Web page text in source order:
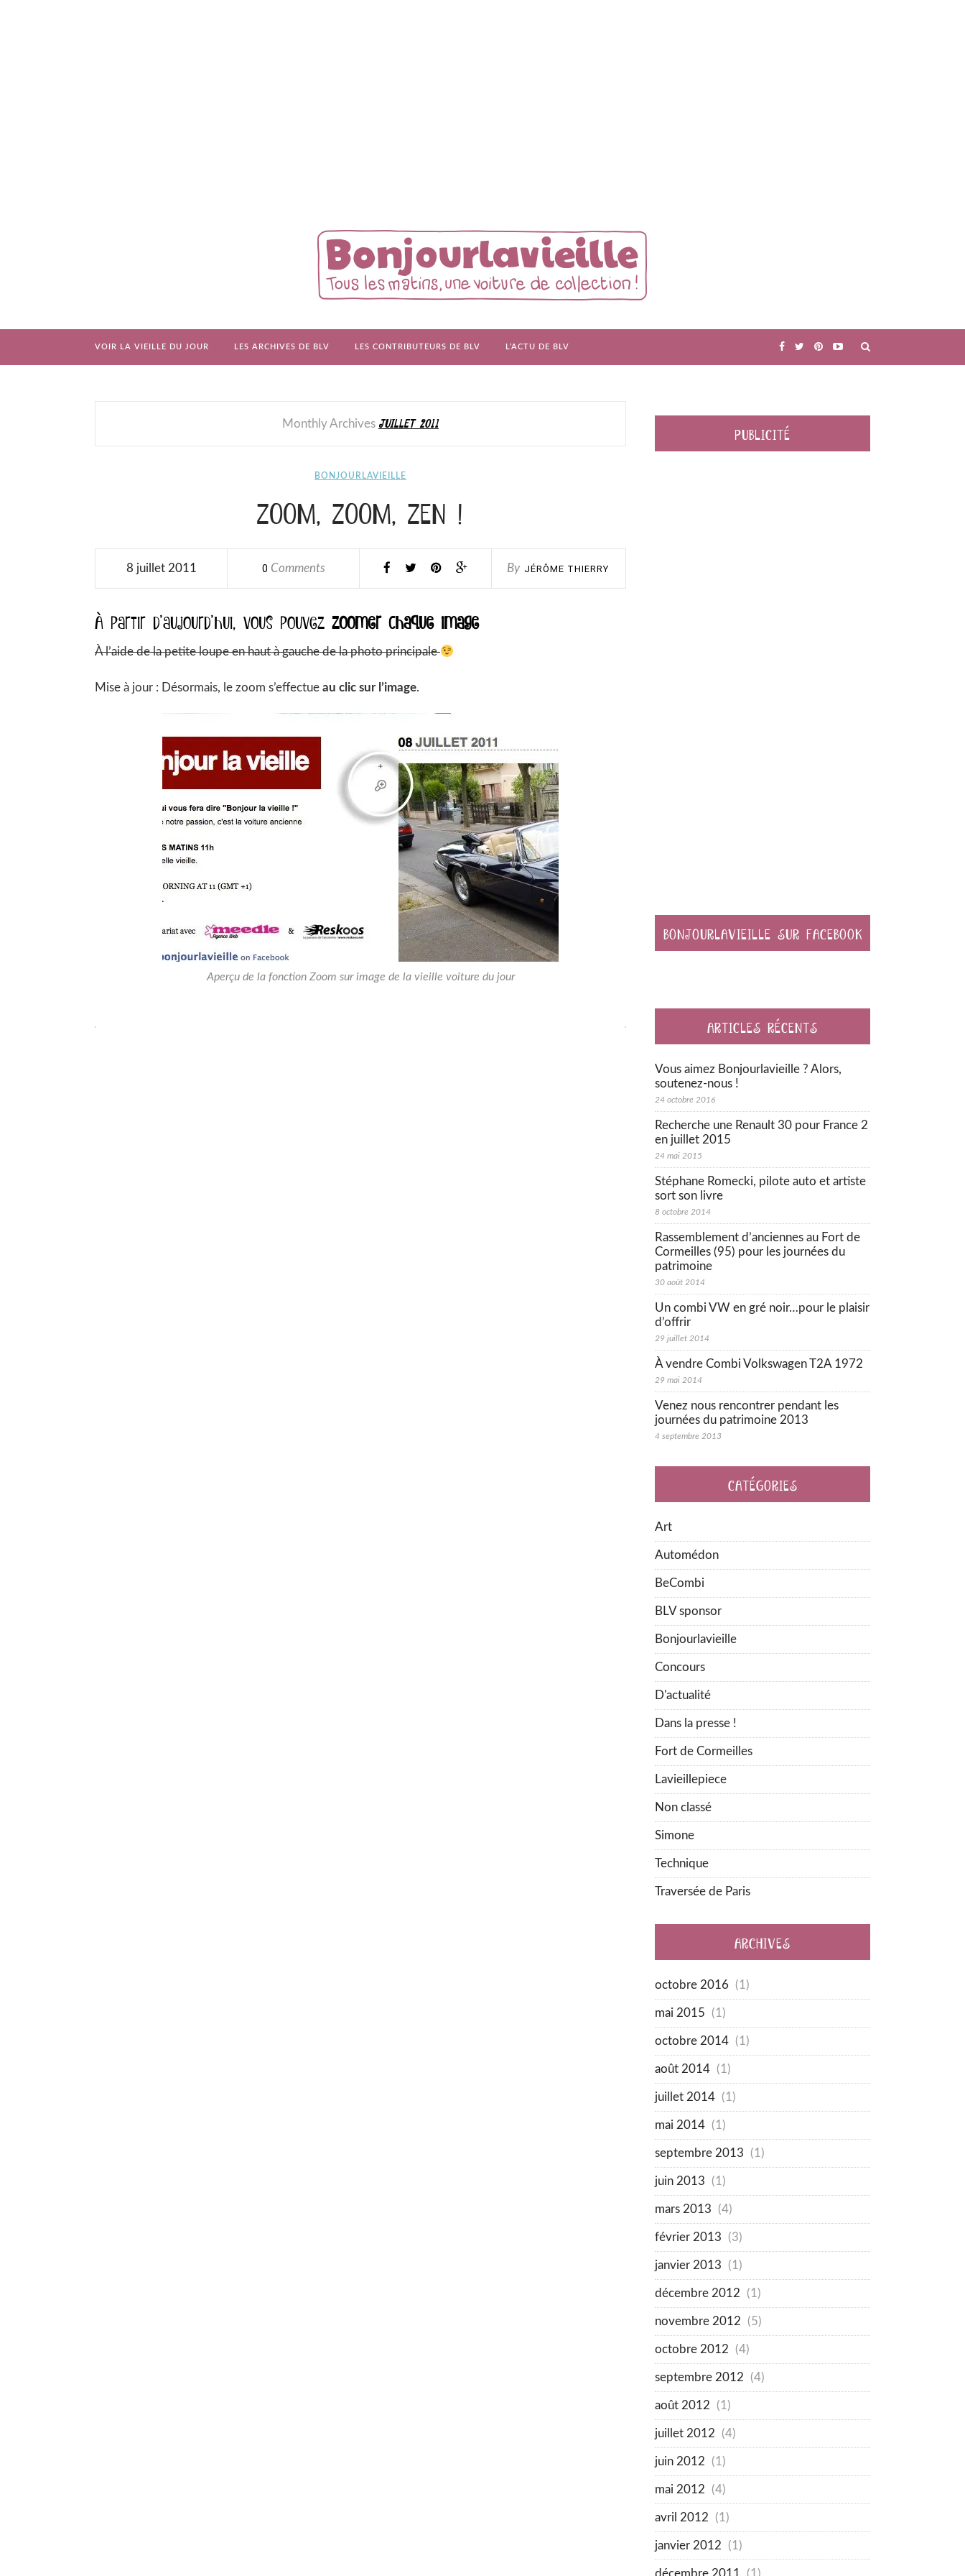
VOIR LA VIEILLE DU JOUR LES ARCHIVES DE BLV LES CONTRIBUTEURS DE BLV L’ACTU DE BLV
Monthly Archives JUILLET 2011
BONJOURLAVIEILLE
ZOOM, ZOOM, ZEN !
8 juillet 2011 0 Comments By JÉRÔME THIERRY
À partir d’aujourd’hui, vous pouvez zoomer chaque image
À l’aide de la petite loupe en haut à gauche de la photo principale
Mise à jour : Désormais, le zoom s’effectue au clic sur l’image.
Aperçu de la fonction Zoom sur image de la vieille voiture du jour
PUBLICITÉ
BONJOURLAVIEILLE SUR FACEBOOK
ARTICLES RÉCENTS
Vous aimez Bonjourlavieille ? Alors,
soutenez-nous !
24 octobre 2016
Recherche une Renault 30 pour France 2
en juillet 2015
24 mai 2015
Stéphane Romecki, pilote auto et artiste
sort son livre
8 octobre 2014
Rassemblement d’anciennes au Fort de
Cormeilles (95) pour les journées du
patrimoine
30 août 2014
Un combi VW en gré noir…pour le plaisir
d’offrir
29 juillet 2014
À vendre Combi Volkswagen T2A 1972
29 mai 2014
Venez nous rencontrer pendant les
journées du patrimoine 2013
4 septembre 2013
CATÉGORIES
Art
Automédon
BeCombi
BLV sponsor
Bonjourlavieille
Concours
D'actualité
Dans la presse !
Fort de Cormeilles
Lavieillepiece
Non classé
Simone
Technique
Traversée de Paris
ARCHIVES
octobre 2016 (1)
mai 2015 (1)
octobre 2014 (1)
août 2014 (1)
juillet 2014 (1)
mai 2014 (1)
septembre 2013 (1)
juin 2013 (1)
mars 2013 (4)
février 2013 (3)
janvier 2013 (1)
décembre 2012 (1)
novembre 2012 (5)
octobre 2012 (4)
septembre 2012 (4)
août 2012 (1)
juillet 2012 (4)
juin 2012 (1)
mai 2012 (4)
avril 2012 (1)
janvier 2012 (1)
décembre 2011 (1)